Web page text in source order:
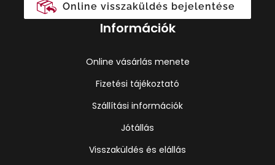
Online visszaküldés bejelentése
Információk
Online vásárlás menete
Fizetési tájékoztató
Szállítási információk
Jótállás
Visszaküldés és elállás